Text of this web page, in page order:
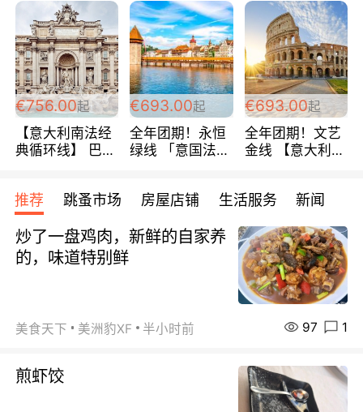
超爽玩遍西欧 循
环线 全程四星宾
馆 108欧/人/天
法 巴黎上下 经
典五国四日游
488欧/人
法」七天循环 五
国 仅售99欧/人/
天！巴黎上下！
包拼房~
€756.00起
【意大利南法经
典循环线】 巴黎
宾馆 108欧/天起
全程756欧/位
€693.00起
全年团期！永恒
绿线 「意国法
欧/天起 ~包拼房
€693.00起
全年团期！文艺
金线 【意大利一
每周铁发！
推荐 跳蚤市场 房屋店铺 生活服务 新闻
炒了一盘鸡肉，新鲜的自家养
的，味道特别鲜
美食天下 美洲豹XF 半小时前 97 1
煎虾饺